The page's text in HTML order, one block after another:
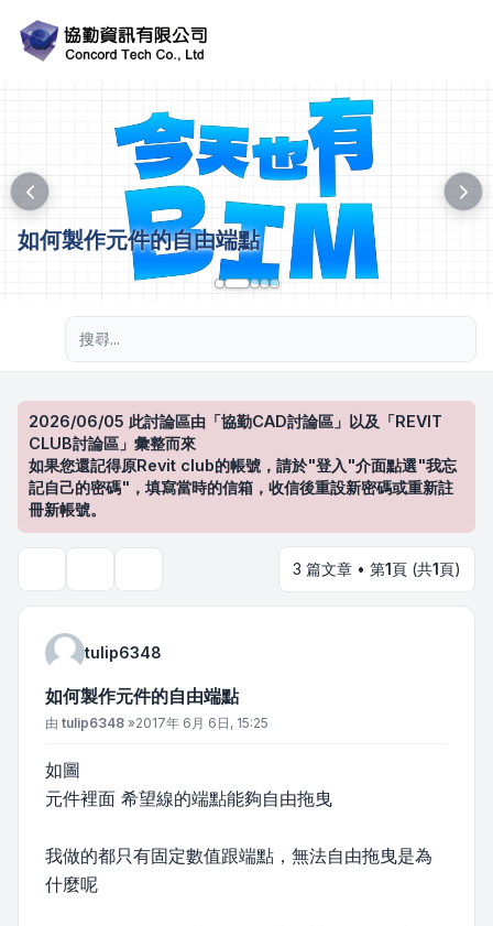
如何製作元件的自由端點
2026/06/05 此討論區由「協勤CAD討論區」以及「REVIT
CLUB討論區」彙整而來
如果您還記得原Revit club的帳號，請於"登入"介面點選"我忘
記自己的密碼"，填寫當時的信箱，收信後重設新密碼或重新註
冊新帳號。
3 篇文章 • 第1頁 (共1頁)
tulip6348
如何製作元件的自由端點
文章
由 tulip6348 »2017年 6月 6日, 15:25
如圖
元件裡面 希望線的端點能夠自由拖曳
我做的都只有固定數值跟端點，無法自由拖曳是為
什麼呢